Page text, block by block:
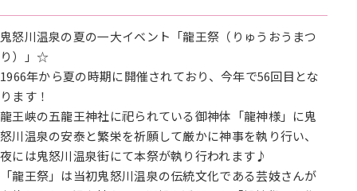
鬼怒川温泉の夏の一大イベント「龍王祭（りゅうおうまつ
り）」☆
1966年から夏の時期に開催されており、今年で56回目とな
ります！
龍王峡の五龍王神社に祀られている御神体「龍神様」に鬼
怒川温泉の安泰と繁栄を祈願して厳かに神事を執り行い、
夜には鬼怒川温泉街にて本祭が執り行われます♪
「龍王祭」は当初鬼怒川温泉の伝統文化である芸妓さんが